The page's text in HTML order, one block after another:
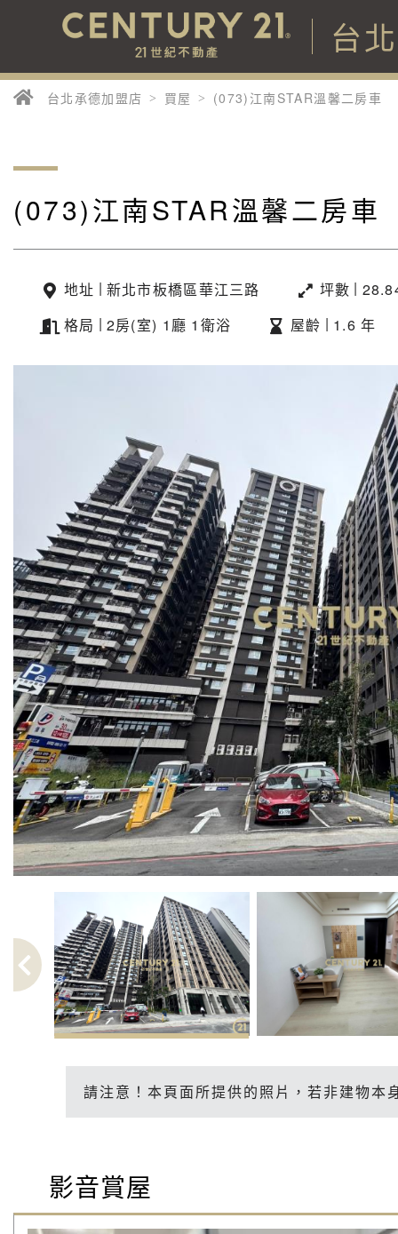
台
台北承德加盟店 買屋 (073)江南STAR溫馨二房車
(073)江南STAR溫馨二房車
地址 | 新北市板橋區華江三路 坪數 |
格局 | 2房(室) 1廳 1衛浴 屋齡 | 1.6 年
請注意！本頁面所提供的照片，若非建物本
影音賞屋